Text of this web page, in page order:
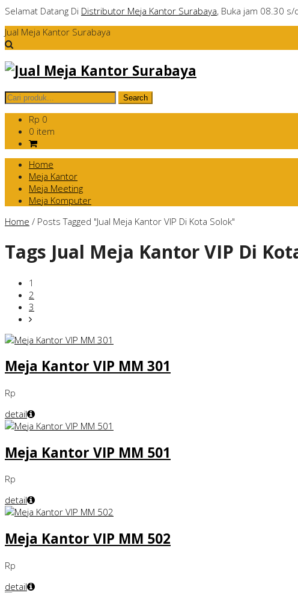
Selamat Datang Di Distributor Meja Kantor Surabaya, Buka jam 08.30
Jual Meja Kantor Surabaya
Rp 0
0 item
Home
Meja Kantor
Meja Meeting
Meja Komputer
Home / Posts Tagged "Jual Meja Kantor VIP Di Kota Solok"
Tags Jual Meja Kantor VIP Di
1
2
3
Meja Kantor VIP MM 301
Rp
detail
Meja Kantor VIP MM 501
Rp
detail
Meja Kantor VIP MM 502
Rp
detail